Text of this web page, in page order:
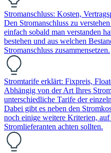
Stromanschluss: Kosten,
Den Stromanschluss zu
einfach sobald man verstanden
bestehen und aus welchen
Stromanschluss zusammensetzen.
Stromtarife erklärt: Fixpreis,
Abhängig von der Art Ihres
unterschiedliche Tarife der
Dabei gibt es neben den
noch einige weitere Kriterien,
Stromlieferanten achten sollten.